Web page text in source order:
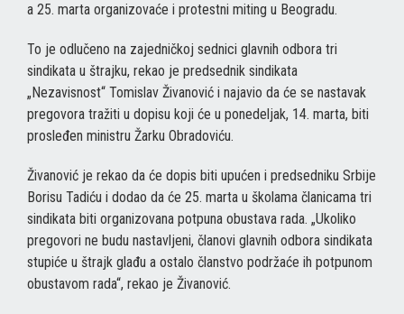
a 25. marta organizovaće i protestni miting u Beogradu.
To je odlučeno na zajedničkoj sednici glavnih odbora tri
sindikata u štrajku, rekao je predsednik sindikata
„Nezavisnost“ Tomislav Živanović i najavio da će se nastavak
pregovora tražiti u dopisu koji će u ponedeljak, 14. marta, biti
prosleđen ministru Žarku Obradoviću.
Živanović je rekao da će dopis biti upućen i predsedniku Srbije
Borisu Tadiću i dodao da će 25. marta u školama članicama tri
sindikata biti organizovana potpuna obustava rada. „Ukoliko
pregovori ne budu nastavljeni, članovi glavnih odbora sindikata
stupiće u štrajk glađu a ostalo članstvo podržaće ih potpunom
obustavom rada“, rekao je Živanović.